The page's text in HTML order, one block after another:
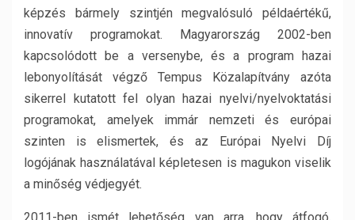
képzés bármely szintjén megvalósuló példaértékű,
innovatív programokat. Magyarország 2002-ben
kapcsolódott be a versenybe, és a program hazai
lebonyolítását végző Tempus Közalapítvány azóta
sikerrel kutatott fel olyan hazai nyelvi/nyelvoktatási
programokat, amelyek immár nemzeti és európai
szinten is elismertek, és az Európai Nyelvi Díj
logójának használatával képletesen is magukon viselik
a minőség védjegyét.